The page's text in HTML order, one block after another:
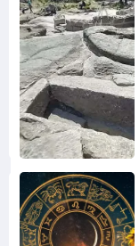
Снимка:
Bulgaria ON
AIR